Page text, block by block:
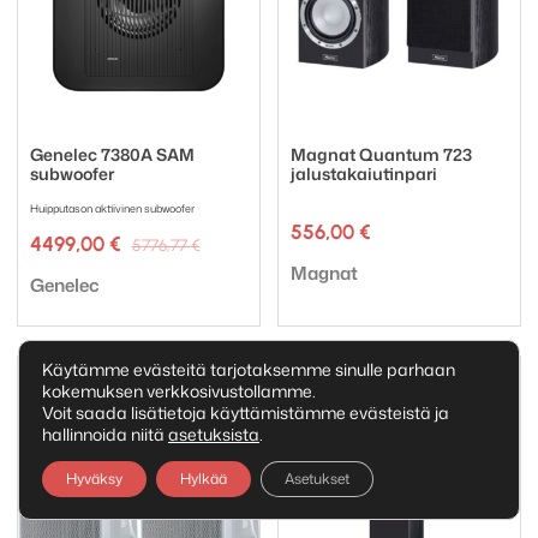
Genelec 7380A SAM
subwoofer
Huipputason aktiivinen subwoofer
5776,77€Alkuperäinen
4499,00 €
Nykyinen
Tuotemerkki:
Genelec
Magnat Quantum 723
jalustakaiutinpari
556,00 €
Tuotemerkki:
Magnat
Käytämme evästeitä tarjotaksemme sinulle parhaan
kokemuksen verkkosivustollamme.
Voit saada lisätietoja käyttämistämme evästeistä ja
hallinnoida niitä asetuksista.
Hyväksy Hylkää Asetukset